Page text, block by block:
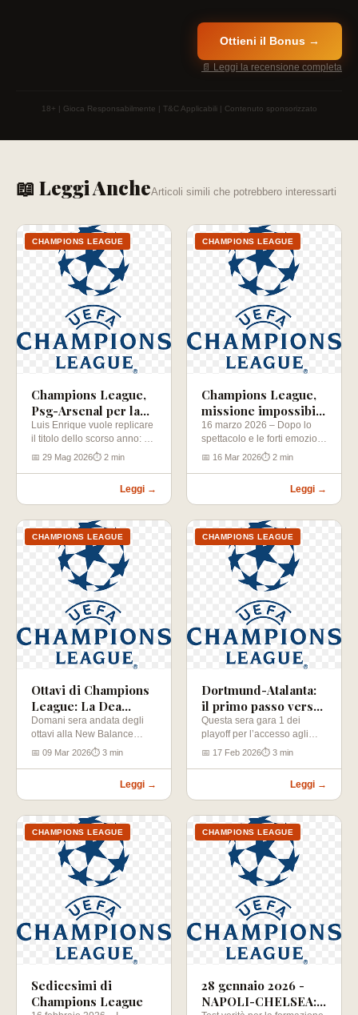
Ottieni il Bonus →
📄 Leggi la recensione completa
18+ | Gioca Responsabilmente | T&C Applicabili | Contenuto sponsorizzato
📖 Leggi AncheArticoli simili che potrebbero interessarti
CHAMPIONS LEAGUE
Champions League,
Psg-Arsenal per la
storia
Luis Enrique vuole replicare
il titolo dello scorso anno: a
1,68 un nuovo trionfo…
📅 29 Mag 2026⏱ 2 min
Leggi →
CHAMPIONS LEAGUE
Champions League,
missione impossibile
per l’Atalanta
16 marzo 2026 – Dopo lo
spettacolo e le forti emozioni
della scorsa settimana,…
📅 16 Mar 2026⏱ 2 min
Leggi →
CHAMPIONS LEAGUE
Ottavi di Champions
League: La Dea
all'assalto del Bayern
Domani sera andata degli
ottavi alla New Balance
Arena. Tedeschi favoriti con
📅 09 Mar 2026⏱ 3 min
Leggi →
CHAMPIONS LEAGUE
Dortmund-Atalanta:
il primo passo verso
l'Europa che conta
Questa sera gara 1 dei
playoff per l’accesso agli
ottavi di Champions. Il 2…
📅 17 Feb 2026⏱ 3 min
Leggi →
CHAMPIONS LEAGUE
Sedicesimi di
Champions League
CHAMPIONS LEAGUE
28 gennaio 2026 -
NAPOLI-CHELSEA: